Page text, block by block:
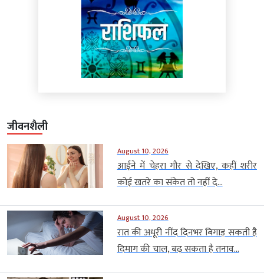
जीवनशैली
August 10, 2026
आईने में चेहरा गौर से देखिए, कहीं शरीर
कोई खतरे का संकेत तो नहीं दे...
August 10, 2026
रात की अधूरी नींद दिनभर बिगाड़ सकती है
दिमाग की चाल, बढ़ सकता है तनाव...